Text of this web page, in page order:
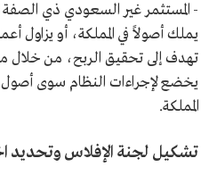
- المستثمر غير السعودي ذي الصفة
يملك أصولاً في المملكة، أو يزاول
تهدف إلى تحقيق الربح، من خلال
يخضع لإجراءات النظام سوى أصول
المملكة.
تشكيل لجنة الإفلاس وتحديد